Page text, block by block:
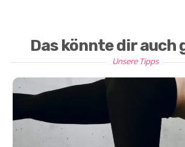
Das könnte dir auch
Unsere Tipps